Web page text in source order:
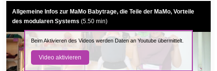
Allgemeine Infos zur MaMo Babytrage, die Teile der MaMo, Vorteile
des modularen Systems (5.50 min)
Beim Aktivieren des Videos werden Daten an Youtube übermittelt.
Video aktivieren